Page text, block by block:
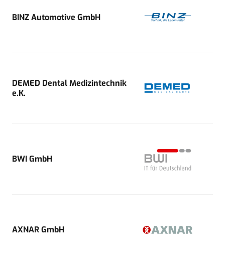
BINZ Automotive GmbH
DEMED Dental Medizintechnik
e.K.
BWI GmbH
AXNAR GmbH